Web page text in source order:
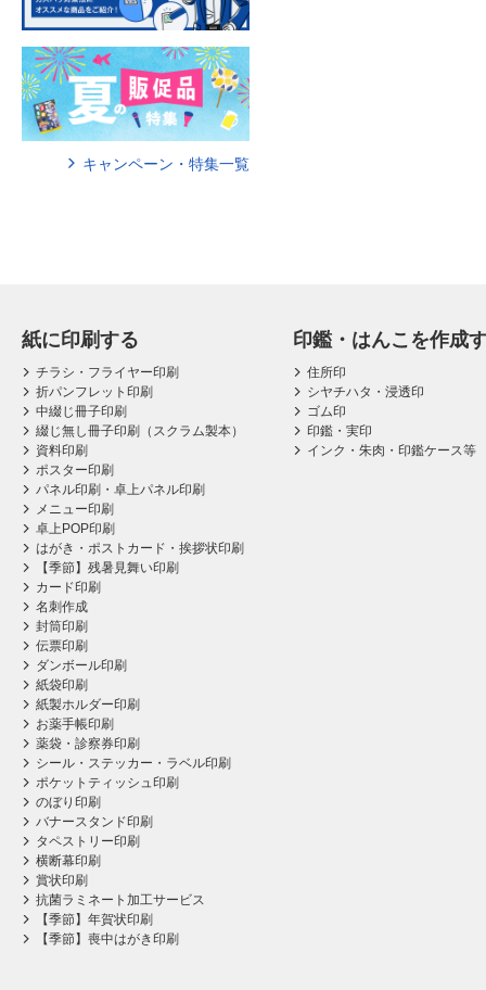
キャンペーン・特集一覧
紙に印刷する
チラシ・フライヤー印刷
折パンフレット印刷
中綴じ冊子印刷
綴じ無し冊子印刷（スクラム製本）
資料印刷
ポスター印刷
パネル印刷・卓上パネル印刷
メニュー印刷
卓上POP印刷
はがき・ポストカード・挨拶状印刷
【季節】残暑見舞い印刷
カード印刷
名刺作成
封筒印刷
伝票印刷
ダンボール印刷
紙袋印刷
紙製ホルダー印刷
お薬手帳印刷
薬袋・診察券印刷
シール・ステッカー・ラベル印刷
ポケットティッシュ印刷
のぼり印刷
バナースタンド印刷
タペストリー印刷
横断幕印刷
賞状印刷
抗菌ラミネート加工サービス
【季節】年賀状印刷
【季節】喪中はがき印刷
印鑑・はんこを作成
住所印
シヤチハタ・浸透印
ゴム印
印鑑・実印
インク・朱肉・印鑑ケース等